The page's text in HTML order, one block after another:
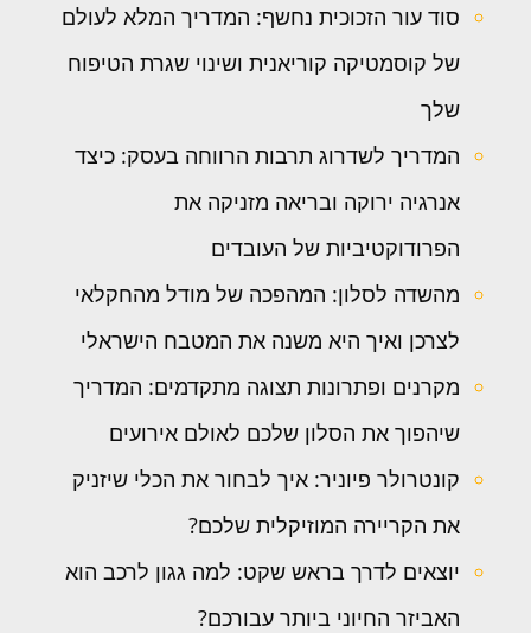
סוד עור הזכוכית נחשף: המדריך המלא לעולם
של קוסמטיקה קוריאנית ושינוי שגרת הטיפוח
שלך
המדריך לשדרוג תרבות הרווחה בעסק: כיצד
אנרגיה ירוקה ובריאה מזניקה את
הפרודוקטיביות של העובדים
מהשדה לסלון: המהפכה של מודל מהחקלאי
לצרכן ואיך היא משנה את המטבח הישראלי
מקרנים ופתרונות תצוגה מתקדמים: המדריך
שיהפוך את הסלון שלכם לאולם אירועים
קונטרולר פיוניר: איך לבחור את הכלי שיזניק
את הקריירה המוזיקלית שלכם?
יוצאים לדרך בראש שקט: למה גגון לרכב הוא
האביזר החיוני ביותר עבורכם?